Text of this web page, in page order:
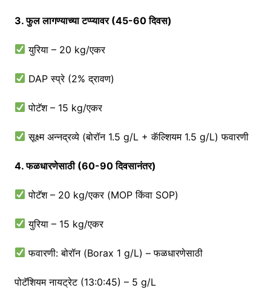
3. फुल लागण्याच्या टप्प्यावर (45-60 दिवस)
युरिया – 20 kg/एकर
DAP स्प्रे (2% द्रावण)
पोटॅश – 15 kg/एकर
सूक्ष्म अन्नद्रव्ये (बोरॉन 1.5 g/L + कॅल्शियम 1.5 g/L) फवारणी
4. फळधारणेसाठी (60-90 दिवसानंतर)
पोटॅश – 20 kg/एकर (MOP किंवा SOP)
युरिया – 15 kg/एकर
फवारणी: बोरॉन (Borax 1 g/L) – फळधारणेसाठी
पोटॅशियम नायट्रेट (13:0:45) – 5 g/L